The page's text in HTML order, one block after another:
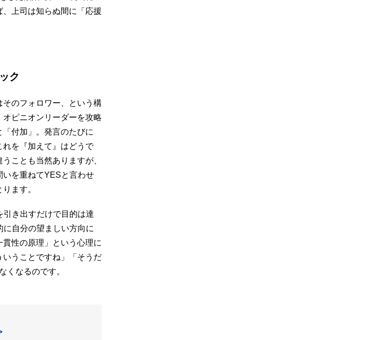
上司は知らぬ間に「応援
ク
のフォロワー、という構
ピニオンリーダーを攻略
付加」。発言のたびに
れを『加えて』はどうで
ことも当然ありますが、
いを重ねてYESと言わせ
ます。
き出すだけで目的は達
自分の望ましい方向に
性の原理」という心理に
うことですね」「そうだ
くなるのです。